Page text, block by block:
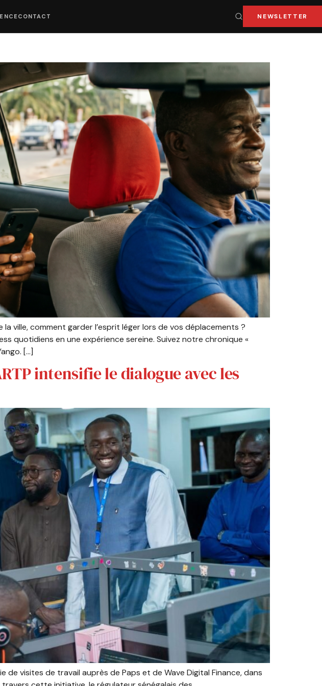
CONTACT NEWSLETTER
ville, comment garder l’esprit léger lors de vos déplacements ?
quotidiens en une expérience sereine. Suivez notre chronique «
[…]
intensifie le dialogue avec les
de visites de travail auprès de Paps et de Wave Digital Finance, dans